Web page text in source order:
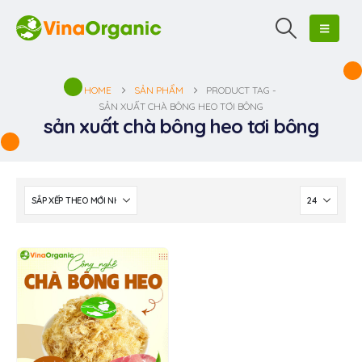
HOME SẢN PHẨM
PRODUCT TAG -
SẢN XUẤT CHÀ BÔNG HEO TƠI BÔNG
sản xuất chà bông heo tơi bông